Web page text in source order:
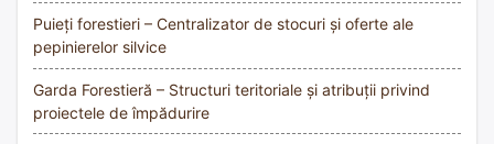
Puieți forestieri – Centralizator de stocuri și oferte ale
pepinierelor silvice
Garda Forestieră – Structuri teritoriale și atribuții privind
proiectele de împădurire